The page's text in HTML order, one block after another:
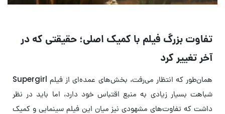
تفاوت بزرگ فیلم با کمیک اصلی؛ حقیقتی که در
آخر تغییر کرد
همان‌طور که انتظار می‌رفت، بخش‌های عمده‌ای از فیلم Supergirl
شباهت بسیار زیادی به منبع اقتباس خود دارد، اما باید در نظر
داشت که تفاوت‌های مشهودی نیز میان این فیلم سینمایی و کمیک